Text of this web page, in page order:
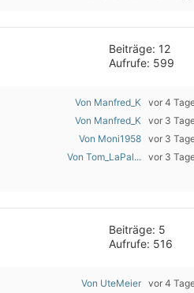
Beiträge: 12
Aufrufe: 599
Von Manfred_K vor 4
Von Manfred_K vor 3
Von Moni1958 vor 3
Von Tom_LaPal... vor 3
Beiträge: 5
Aufrufe: 516
Von UteMeier vor 4